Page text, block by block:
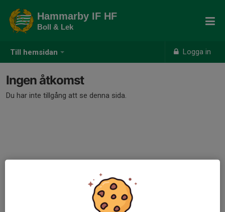
Till hemsidan Logga in
Hammarby IF HF
Boll & Lek
Ingen åtkomst
Du har inte tillgång att se denna sida.